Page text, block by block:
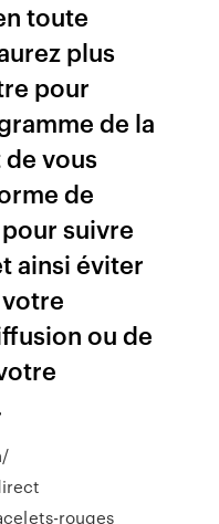
toute
plus
pour
de la
vous
de
suivre
ainsi éviter
ou de
rouges